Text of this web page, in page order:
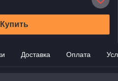
Купить
Доставка Оплата